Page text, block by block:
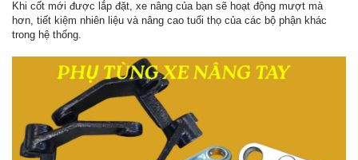
Khi cốt mới được lắp đặt, xe nâng của bạn sẽ hoạt động mượt mà
hơn, tiết kiệm nhiên liệu và nâng cao tuổi thọ của các bộ phận khác
trong hệ thống.